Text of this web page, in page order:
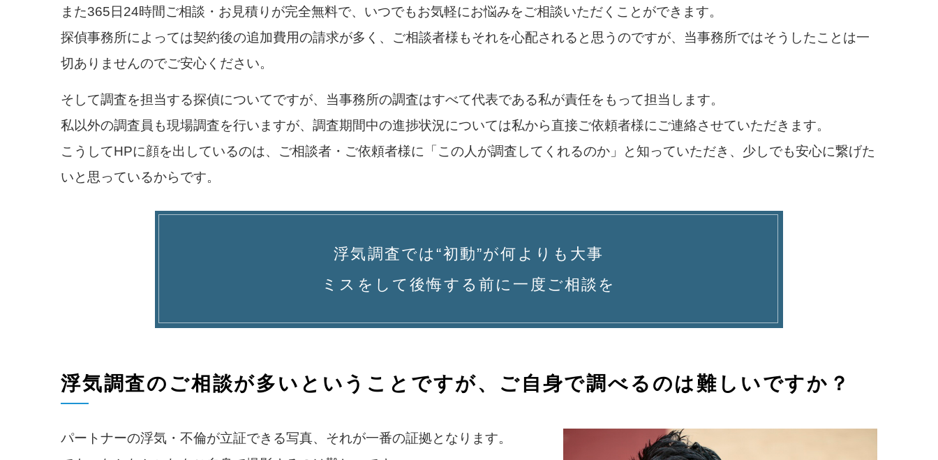
また365日24時間ご相談・お見積りが完全無料で、いつでもお気軽にお悩みをご相談いただくことができます。
探偵事務所によっては契約後の追加費用の請求が多く、ご相談者様もそれを心配されると思うのですが、当事務所ではそうしたことは一
切ありませんのでご安心ください。
そして調査を担当する探偵についてですが、当事務所の調査はすべて代表である私が責任をもって担当します。
私以外の調査員も現場調査を行いますが、調査期間中の進捗状況については私から直接ご依頼者様にご連絡させていただきます。
こうしてHPに顔を出しているのは、ご相談者・ご依頼者様に「この人が調査してくれるのか」と知っていただき、少しでも安心に繋げた
いと思っているからです。
浮気調査では“初動”が何よりも大事
ミスをして後悔する前に一度ご相談を
浮気調査のご相談が多いということですが、ご自身で調べるのは難しいですか？
パートナーの浮気・不倫が立証できる写真、それが一番の証拠となります。